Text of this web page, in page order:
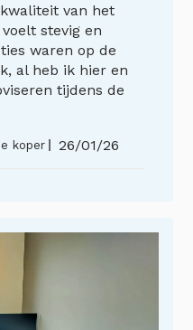
van het
stevig en
waren op de
al heb ik hier en
tijdens de
koper 26/01/26